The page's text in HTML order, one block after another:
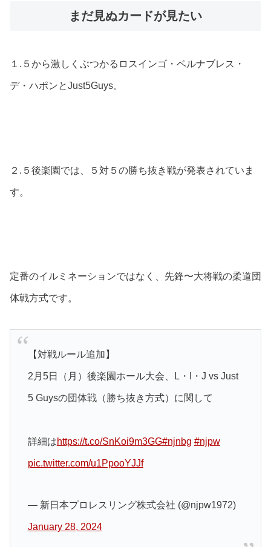
まだ見ぬカードが見たい
１.５から激しくぶつかるロスインゴ・ベルナブレス・
デ・ハポンとJust5Guys。
２.５後楽園では、５対５の勝ち抜き戦が発表されていま
す。
定番のイルミネーションではなく、先鋒〜大将戦の柔道団
体戦方式です。
【対戦ルール追加】
2月5日（月）後楽園ホール大会、L・I・J vs Just
5 Guysの団体戦（勝ち抜き方式）に関して
詳細はhttps://t.co/SnKoi9m3GG#njnbg #njpw
pic.twitter.com/u1PpooYJJf
— 新日本プロレスリング株式会社 (@njpw1972)
January 28, 2024